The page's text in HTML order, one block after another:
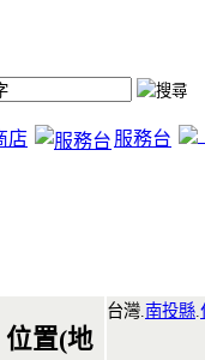
店 服務台
位置(地
台灣. 南投縣